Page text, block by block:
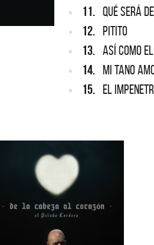
11. QUÉ SERÁ
12. PITITO
13. ASÍ COMO
14. MI TANO
15. EL